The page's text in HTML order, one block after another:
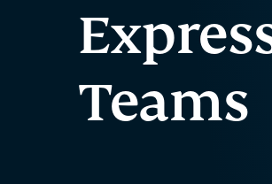
Teams